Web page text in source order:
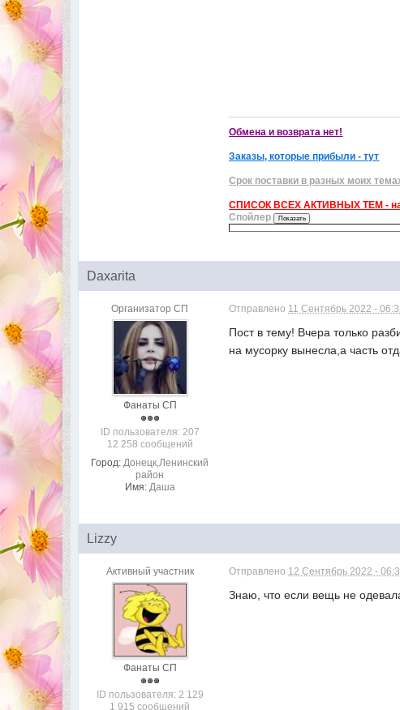
Обмена и возврата нет!
Заказы, которые прибыли - тут
Срок поставки в разных моих
СПИСОК ВСЕХ АКТИВНЫХ ТЕМ -
Спойлер
Daxarita
Организатор СП
Фанаты СП
ID пользователя: 207
12 258 сообщений
Город: Донецк,Ленинский
район
Имя: Даша
Отправлено 11 Сентябрь 2022 -
Пост в тему! Вчера только
на мусорку вынесла,а часть
Lizzy
Активный участник
Фанаты СП
ID пользователя: 2 129
1 915 сообщений
Отправлено 12 Сентябрь 2022 -
Знаю, что если вещь не